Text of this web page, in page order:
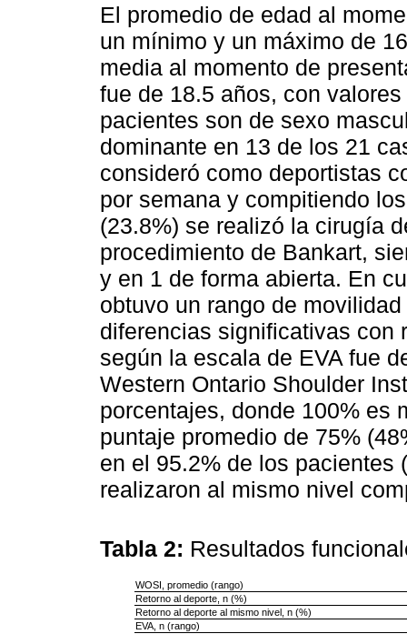
El promedio de edad al
un mínimo y un máximo de
media al momento de
fue de 18.5 años, con
pacientes son de sexo
dominante en 13 de los 21
consideró como deportistas
por semana y compitiendo
(23.8%) se realizó la cirugía
procedimiento de Bankart,
y en 1 de forma abierta. En
obtuvo un rango de
diferencias significativas con
según la escala de EVA fue
Western Ontario Shoulder
porcentajes, donde 100% es
puntaje promedio de 75%
en el 95.2% de los pacientes
realizaron al mismo nivel
Tabla 2: Resultados
WOSI, promedio (rango)
Retorno al deporte, n (%)
Retorno al deporte al mismo nivel, n (%)
EVA, n (rango)